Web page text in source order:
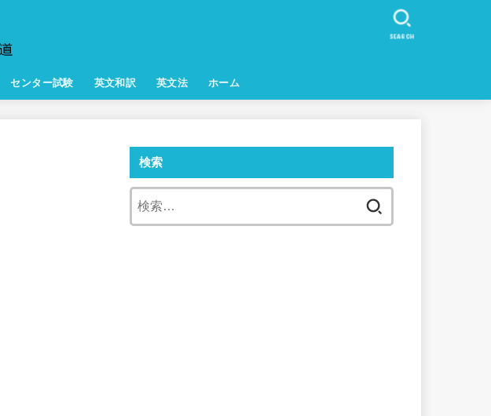
センター試験 英文和訳 英文法 ホーム
SEARCH
検索